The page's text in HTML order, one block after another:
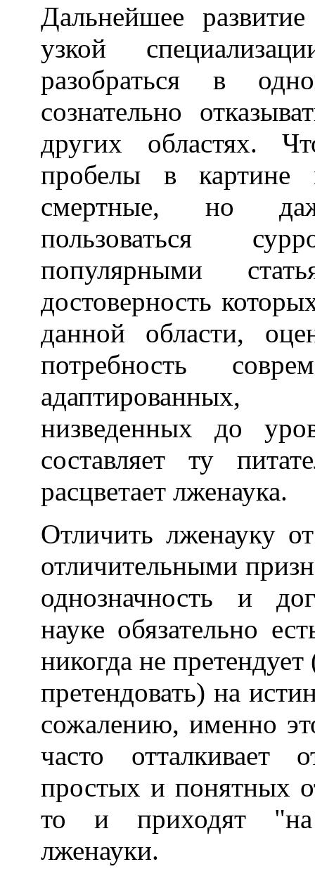
Дальнейшее
узкой
разобраться в
сознательно
других областях.
пробелы в картине
смертные, но
пользоваться
популярными
достоверность
данной области,
потребность
низведенных до
составляет ту
расцветает лженаука.
Отличить лженауку
отличительными
однозначность и
науке обязательно
никогда не
претендовать) на
сожалению, именно
часто
простых и понятных
то и приходят "на
лженауки.